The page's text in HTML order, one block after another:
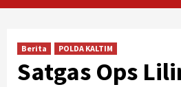
Berita POLDA KALTIM
Satgas Ops